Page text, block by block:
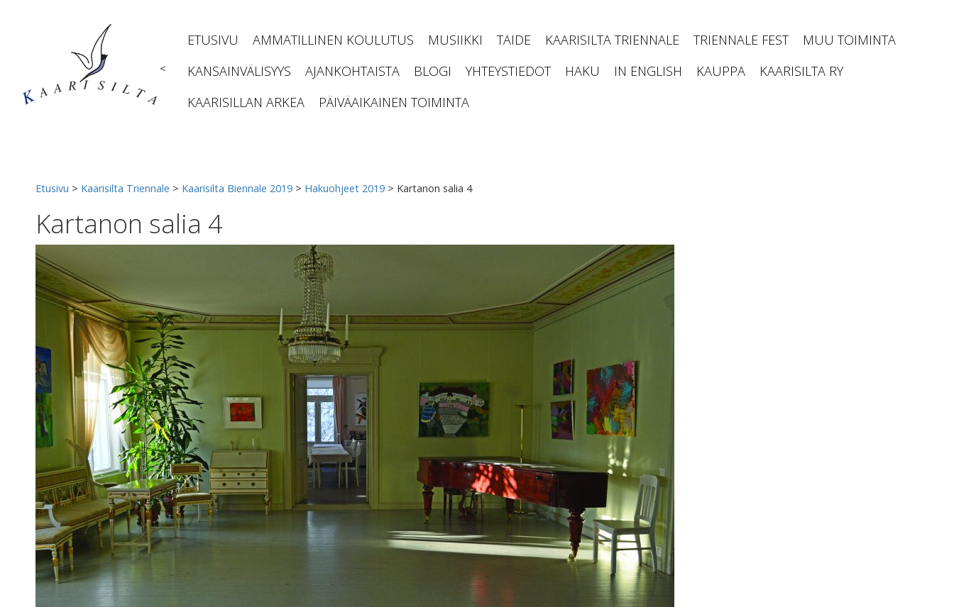
<
ETUSIVU AMMATILLINEN KOULUTUS MUSIIKKI TAIDE KAARISILTA TRIENNALE TRIENNALE FEST
MUU TOIMINTA
KANSAINVÄLISYYS
AJANKOHTAISTA BLOGI YHTEYSTIEDOT HAKU IN ENGLISH KAUPPA
KAARISILTA RY
KAARISILLAN ARKEA
PÄIVÄAIKAINEN TOIMINTA
Etusivu > Kaarisilta Triennale > Kaarisilta Biennale 2019 > Hakuohjeet 2019 > Kartanon salia 4
Kartanon salia 4